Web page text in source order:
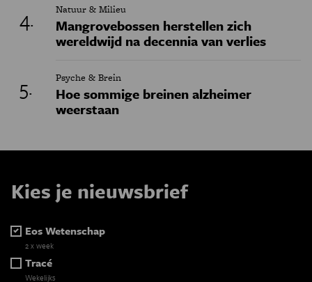
Natuur & Milieu
Mangrovebossen herstellen zich
wereldwijd na decennia van verlies
Psyche & Brein
Hoe sommige breinen alzheimer
weerstaan
Kies je nieuwsbrief
Eos Wetenschap
2 x week
Tracé
Wekelijks